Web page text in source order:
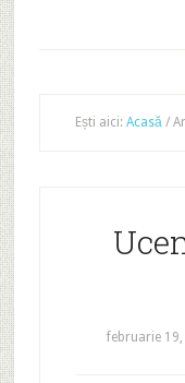
Ești aici: Acasă /
februarie 19,